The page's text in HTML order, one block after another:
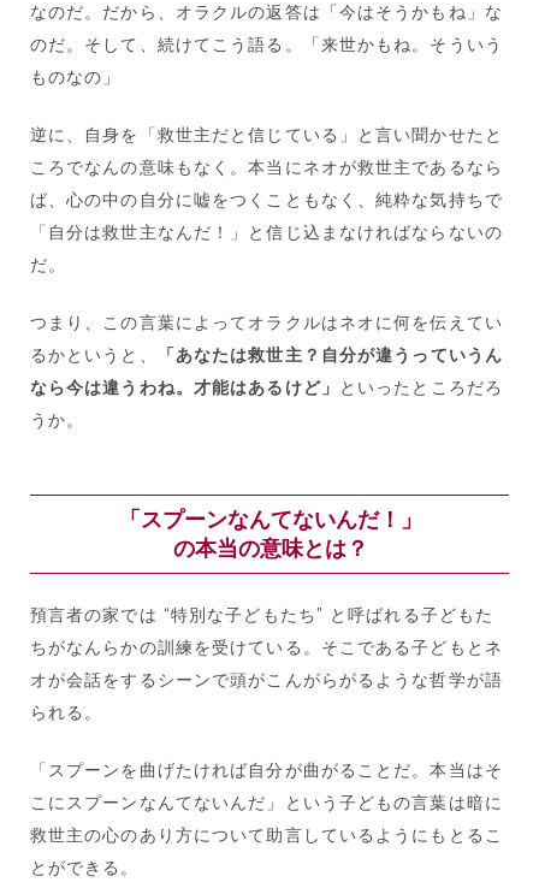
なのだ。だから、オラクルの返答は「今はそうかもね」な
のだ。そして、続けてこう語る。「来世かもね。そういう
ものなの」
逆に、自身を「救世主だと信じている」と言い聞かせたと
ころでなんの意味もなく。本当にネオが救世主であるなら
ば、心の中の自分に嘘をつくこともなく、純粋な気持ちで
「自分は救世主なんだ！」と信じ込まなければならないの
だ。
つまり、この言葉によってオラクルはネオに何を伝えてい
るかというと、
「あなたは救世主？自分が違うっていうん
なら今は違うわね。才能はあるけど」
といったところだろ
うか。
「スプーンなんてないんだ！」
の本当の意味とは？
預言者の家では “特別な子どもたち” と呼ばれる子どもた
ちがなんらかの訓練を受けている。そこである子どもとネ
オが会話をするシーンで頭がこんがらがるような哲学が語
られる。
「スプーンを曲げたければ自分が曲がることだ。本当はそ
こにスプーンなんてないんだ」という子どもの言葉は暗に
救世主の心のあり方について助言しているようにもとるこ
とができる。